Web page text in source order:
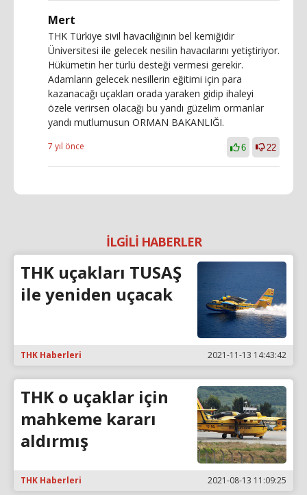
Mert
THK Türkiye sivil havacılığının bel kemiğidir
Üniversitesi ile gelecek nesilin havacılarını yetiştiriyor.
Hükümetin her türlü desteği vermesi gerekir.
Adamların gelecek nesillerin eğitimi için para
kazanacağı uçakları orada yaraken gidip ihaleyi
özele verirsen olacağı bu yandı güzelim ormanlar
yandı mutlumusun ORMAN BAKANLIĞI.
7 yıl önce 6 22
İLGİLİ HABERLER
THK uçakları TUSAŞ
ile yeniden uçacak
THK Haberleri 2021-11-13 14:43:42
THK o uçaklar için
mahkeme kararı
aldırmış
THK Haberleri 2021-08-13 11:09:25